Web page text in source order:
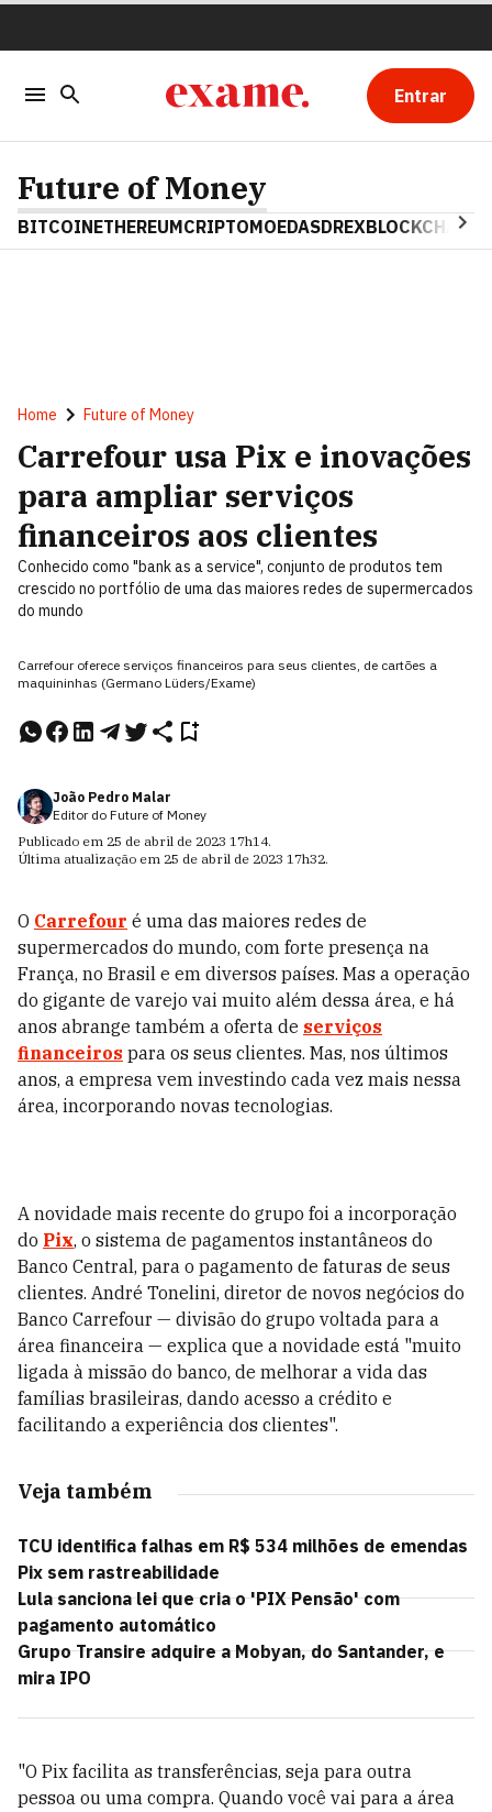
Entrar
Future of Money
BITCOINETHEREUMCRIPTOMOEDASDREXBLOCKCHAIN
Home Future of Money
Carrefour usa Pix e inovações
para ampliar serviços
financeiros aos clientes
Conhecido como "bank as a service", conjunto de produtos tem
crescido no portfólio de uma das maiores redes de supermercados
do mundo
Carrefour oferece serviços financeiros para seus clientes, de cartões a
maquininhas (Germano Lüders/Exame)
João Pedro Malar
Editor do Future of Money
Publicado em 25 de abril de 2023 17h14.
Última atualização em 25 de abril de 2023 17h32.
O Carrefour é uma das maiores redes de
supermercados do mundo, com forte presença na
França, no Brasil e em diversos países. Mas a operação
do gigante de varejo vai muito além dessa área, e há
anos abrange também a oferta de serviços
financeiros para os seus clientes. Mas, nos últimos
anos, a empresa vem investindo cada vez mais nessa
área, incorporando novas tecnologias.
A novidade mais recente do grupo foi a incorporação
do Pix, o sistema de pagamentos instantâneos do
Banco Central, para o pagamento de faturas de seus
clientes. André Tonelini, diretor de novos negócios do
Banco Carrefour — divisão do grupo voltada para a
área financeira — explica que a novidade está "muito
ligada à missão do banco, de melhorar a vida das
famílias brasileiras, dando acesso a crédito e
facilitando a experiência dos clientes".
Veja também
TCU identifica falhas em R$ 534 milhões de emendas
Pix sem rastreabilidade
Lula sanciona lei que cria o 'PIX Pensão' com
pagamento automático
Grupo Transire adquire a Mobyan, do Santander, e
mira IPO
"O Pix facilita as transferências, seja para outra
pessoa ou uma compra. Quando você vai para a área